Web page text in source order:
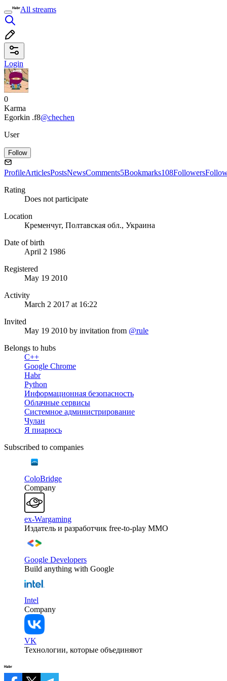
All streams
Login
0
Karma
Egorkin .f8@chechen
User
Follow
ProfileArticlesPostsNewsComments5Bookmarks108Followers
Rating
Does not participate
Location
Кременчуг, Полтавская обл., Украина
Date of birth
April 2 1986
Registered
May 19 2010
Activity
March 2 2017 at 16:22
Invited
May 19 2010 by invitation from @rule
Belongs to hubs
C++
Google Chrome
Habr
Python
Информационная безопасность
Облачные сервисы
Системное администрирование
Чулан
Я пиарюсь
Subscribed to companies
ColoBridge
Company
ex-Wargaming
Издатель и разработчик free-to-play MMO
Google Developers
Build anything with Google
Intel
Company
VK
Технологии, которые объединяют